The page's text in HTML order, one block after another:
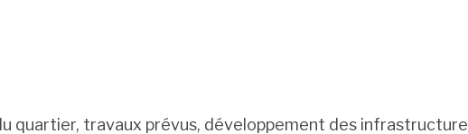
quartier, travaux prévus, développement des